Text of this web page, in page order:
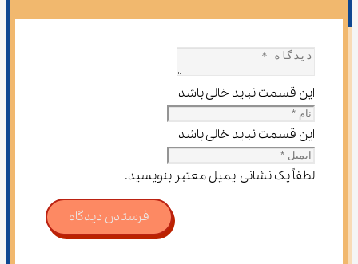
این قسمت نباید خالی باشد
این قسمت نباید خالی باشد
لطفاً یک نشانی ایمیل معتبر بنویسید.
فرستادن دیدگاه